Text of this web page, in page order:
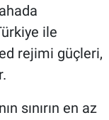
ile
rejimi güçleri,
sınırın en az